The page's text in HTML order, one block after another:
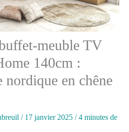
meuble TV
140cm :
nordique en chêne
/ 17 janvier 2025 /4 minutes de